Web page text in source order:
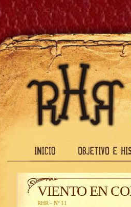
VIENTO EN
RHR - Nº 11